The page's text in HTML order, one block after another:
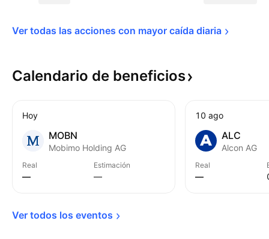
Ver todas las acciones con mayor caída diaria
Calendario de beneficios
Hoy
MOBN
Mobimo Holding AG
Real
—
Estimación
—
10 ago
ALC
Alcon AG
Real
—
Ver todos los eventos